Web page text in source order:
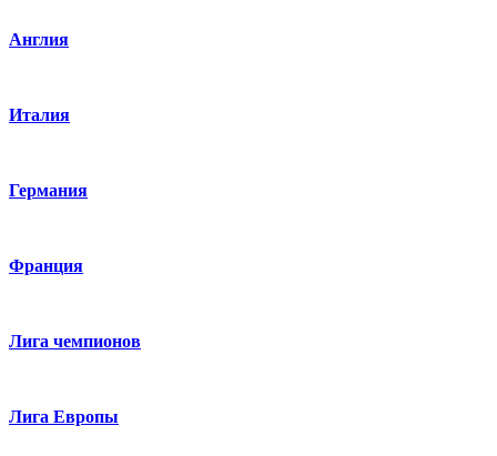
Англия
Италия
Германия
Франция
Лига чемпионов
Лига Европы